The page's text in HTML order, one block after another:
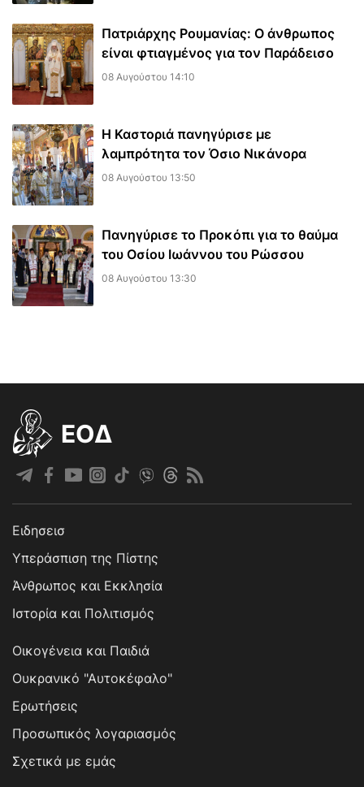
Πατριάρχης Ρουμανίας: Ο άνθρωπος
είναι φτιαγμένος για τον Παράδεισο
08 Αυγούστου 14:10
Η Καστοριά πανηγύρισε με
λαμπρότητα τον Όσιο Νικάνορα
08 Αυγούστου 13:50
Πανηγύρισε το Προκόπι για το θαύμα
του Οσίου Ιωάννου του Ρώσσου
08 Αυγούστου 13:30
EOΔ
Ειδησεισ
Υπεράσπιση της Πίστης
Άνθρωπος και Εκκλησία
Ιστορία και Πολιτισμός
Οικογένεια και Παιδιά
Ουκρανικό "Αυτοκέφαλο"
Ερωτήσεις
Προσωπικός λογαριασμός
Σχετικά με εμάς